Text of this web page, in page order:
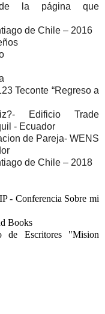
la página que
de Chile – 2016
Teconte “Regreso a
Edificio Trade
- Ecuador
de Pareja- WENS
de Chile – 2018
- Conferencia Sobre mi
Books
de Escritores "Mision